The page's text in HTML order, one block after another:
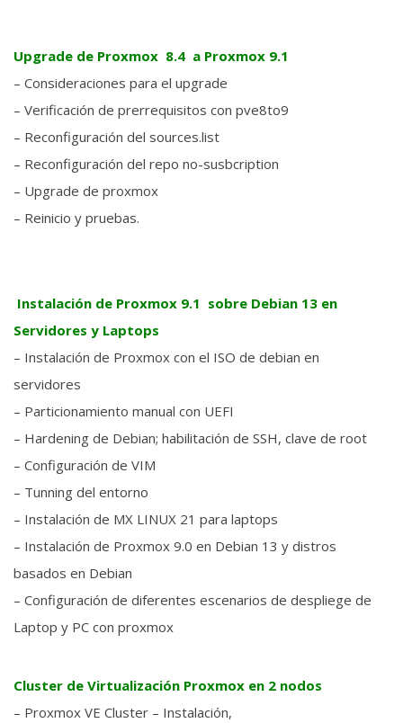
Upgrade de Proxmox 8.4 a Proxmox 9.1
– Consideraciones para el upgrade
– Verificación de prerrequisitos con pve8to9
– Reconfiguración del sources.list
– Reconfiguración del repo no-susbcription
– Upgrade de proxmox
– Reinicio y pruebas.
Instalación de Proxmox 9.1 sobre Debian 13 en
Servidores y Laptops
– Instalación de Proxmox con el ISO de debian en
servidores
– Particionamiento manual con UEFI
– Hardening de Debian; habilitación de SSH, clave de root
– Configuración de VIM
– Tunning del entorno
– Instalación de MX LINUX 21 para laptops
– Instalación de Proxmox 9.0 en Debian 13 y distros
basados en Debian
– Configuración de diferentes escenarios de despliege de
Laptop y PC con proxmox
Cluster de Virtualización Proxmox en 2 nodos
– Proxmox VE Cluster – Instalación,